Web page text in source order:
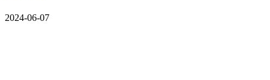
2024-06-07